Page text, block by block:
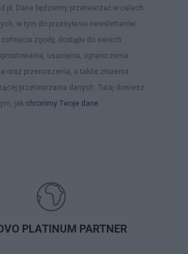
Dane będziemy przetwarzać w celach
w tym do przesyłania newsletterów.
cofnięcia zgody, dostępu do swoich
usunięcia, ograniczenia
oraz przenoszenia, a także złożenia
przetwarzania danych. Tutaj dowiesz
jak chronimy Twoje dane.
PLATINUM PARTNER